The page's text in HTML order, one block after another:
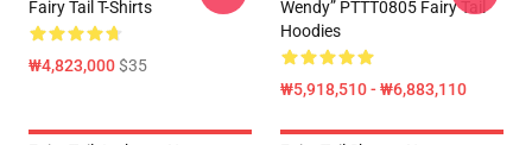
Fairy Tail T-Shirts
₩4,823,000$35
Wendy” PTTT0805 Fairy Tail
Hoodies
₩5,918,510 - ₩6,883,110